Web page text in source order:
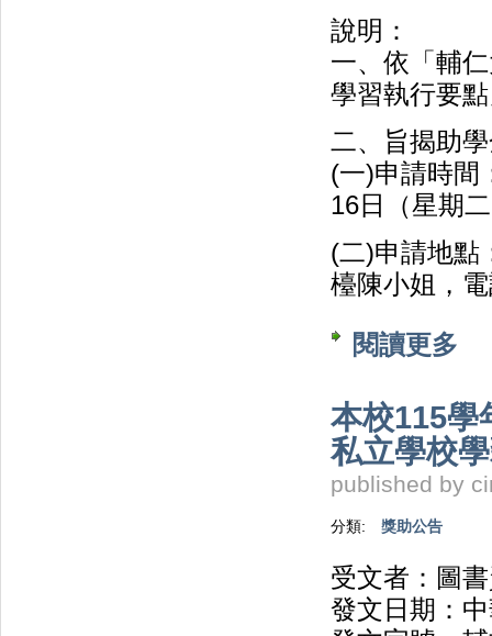
說明：
一、依「輔
學習執行要
二、旨揭助
(一)申請時間
16日（星期
(二)申請地點
檯陳小姐，
閱讀更多
本校115學
私立學校
published by
分類: 獎助公告
受文者：圖
發文日期：